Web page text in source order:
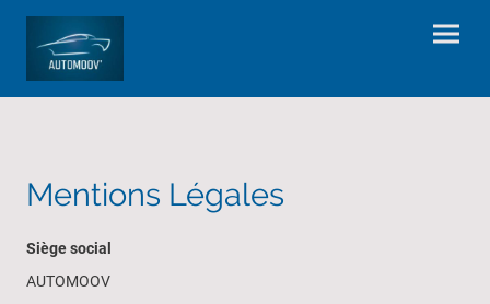
Mentions Légales
Siège social
AUTOMOOV